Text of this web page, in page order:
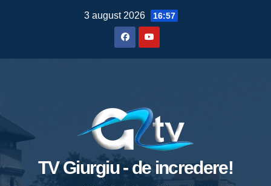
3 august 2026 16:57
TV Giurgiu - de incredere!